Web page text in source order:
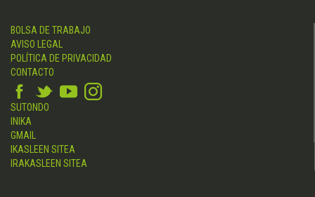
BOLSA DE TRABAJO
AVISO LEGAL
POLÍTICA DE PRIVACIDAD
CONTACTO
SUTONDO
INIKA
GMAIL
IKASLEEN SITEA
IRAKASLEEN SITEA